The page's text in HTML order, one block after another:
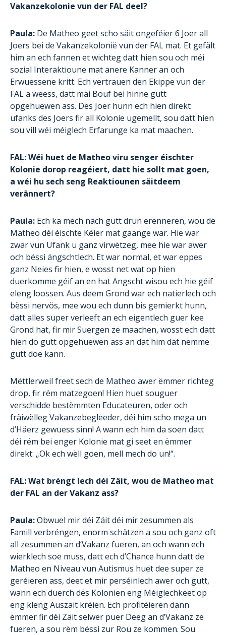
Vakanzekolonie vun der FAL deel?
Paula: De Matheo geet scho säit ongeféier 6 Joer all
Joers bei de Vakanzekolonië vun der FAL mat. Et gefält
him an ech fannen et wichteg datt hien sou och méi
sozial Interaktioune mat anere Kanner an och
Erwuessene kritt. Ech vertrauen den Ekippe vun der
FAL a weess, datt mäi Bouf bei hinne gutt
opgehuewen ass. Dës Joer hunn ech hien direkt
ufanks des Joers fir all Kolonie ugemellt, sou datt hien
sou vill wéi méiglech Erfarunge ka mat maachen.
FAL: Wéi huet de Matheo viru senger éischter
Kolonie dorop reagéiert, datt hie sollt mat goen,
a wéi hu sech seng Reaktiounen säitdeem
verännert?
Paula: Ech ka mech nach gutt drun erënneren, wou de
Matheo déi éischte Kéier mat gaange war. Hie war
zwar vun Ufank u ganz virwëtzeg, mee hie war awer
och bëssi ängschtlech. Et war normal, et war eppes
ganz Neies fir hien, e wosst net wat op hien
duerkomme géif an en hat Angscht wisou ech hie géif
eleng loossen. Aus deem Grond war ech natierlech och
bëssi nervös, mee wou ech dunn bis gemierkt hunn,
datt alles super verleeft an ech eigentlech guer kee
Grond hat, fir mir Suergen ze maachen, wosst ech datt
hien do gutt opgehuewen ass an dat him dat nëmme
gutt doe kann.
Mëttlerweil freet sech de Matheo awer ëmmer richteg
drop, fir rëm matzegoen! Hien huet souguer
verschidde bestëmmten Educateuren, oder och
fräiwëlleg Vakanzebegleeder, déi him scho mega un
d’Häerz gewuess sinn! A wann ech him da soen datt
déi rëm bei enger Kolonie mat gi seet en ëmmer
direkt: „Ok ech wëll goen, mell mech do un!“.
FAL: Wat bréngt Iech déi Zäit, wou de Matheo mat
der FAL an der Vakanz ass?
Paula:Obwuel mir déi Zäit déi mir zesummen als
Famill verbréngen, enorm schätzen a sou och ganz oft
all zesummen an d’Vakanz fueren, an och wann ech
wierklech soe muss, datt ech d’Chance hunn datt de
Matheo en Niveau vun Autismus huet dee super ze
geréieren ass, deet et mir perséinlech awer och gutt,
wann ech duerch dës Kolonien eng Méiglechkeet op
eng kleng Auszäit kréien. Ech profitéieren dann
ëmmer fir déi Zäit selwer puer Deeg an d’Vakanz ze
fueren, a sou rëm bëssi zur Rou ze kommen. Sou